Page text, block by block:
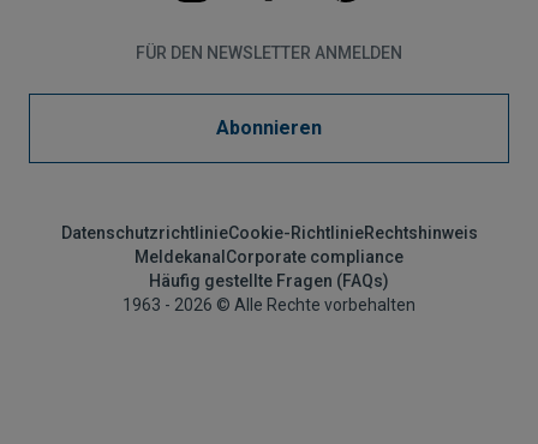
FÜR DEN NEWSLETTER ANMELDEN
Abonnieren
DatenschutzrichtlinieCookie-RichtlinieRechtshinweis
Meldekanal Corporate compliance
Häufig gestellte Fragen (FAQs)
1963 - 2026 © Alle Rechte vorbehalten